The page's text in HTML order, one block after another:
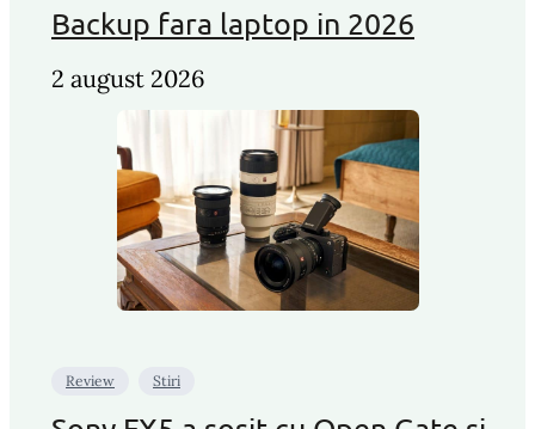
Backup fara laptop in 2026
2 august 2026
Review Stiri